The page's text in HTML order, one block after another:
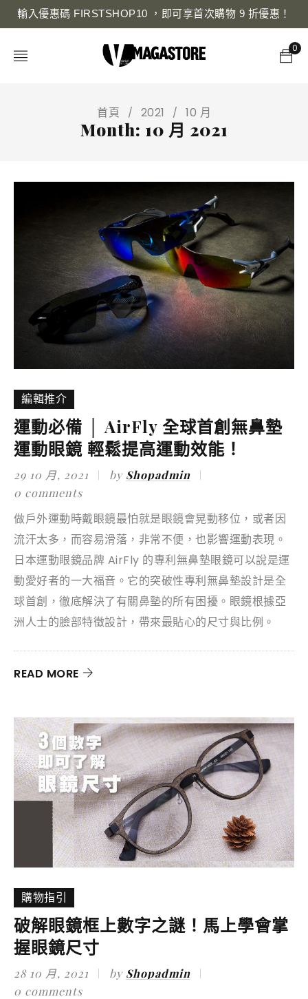
輸入優惠碼 FIRSTSHOP10 ，即可享首次購物 9 折優惠！
0
首頁 / 2021 / 10 月
Month: 10 月 2021
編輯推介
運動必備 │ AirFly 全球首創無鼻墊
運動眼鏡 輕鬆提高運動效能！
29 10 月, 2021 by Shopadmin
0 comments
做戶外運動時戴眼鏡最怕就是眼鏡會晃動移位，或者因
流汗太多，而容易滑落，非常不便，也影響運動表現。
日本運動眼鏡品牌 AirFly 的專利無鼻墊眼鏡可以說是運
動愛好者的一大福音。它的突破性專利無鼻墊設計是全
球首創，徹底解決了有關鼻墊的所有困擾。眼鏡根據亞
洲人士的臉部特徵設計，帶來最貼心的尺寸與比例。
READ MORE
購物指引
破解眼鏡框上數字之謎！馬上學會掌
握眼鏡尺寸
28 10 月, 2021 by Shopadmin
0 comments